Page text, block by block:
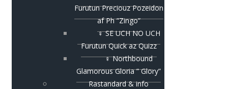
Furutun Preciouz Pozeidon
af Ph ”Zingo”
♀ SE UCH NO UCH
Furutun Quick az Quizz
♀ Northbound
Glamorous Gloria ” Glory”
Rastandard & info